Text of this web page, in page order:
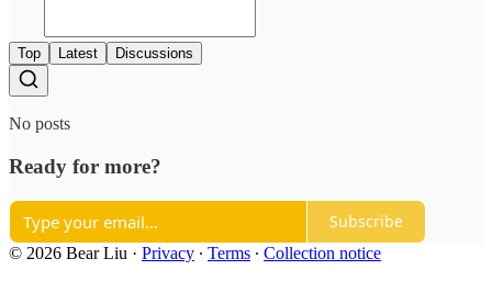
Top Latest Discussions
No posts
Ready for more?
Subscribe
© 2026 Bear Liu · Privacy ∙ Terms ∙ Collection notice